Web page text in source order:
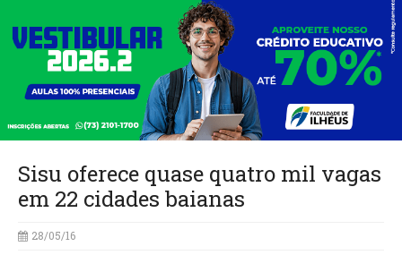
Sisu oferece quase quatro mil vagas
em 22 cidades baianas
28/05/16